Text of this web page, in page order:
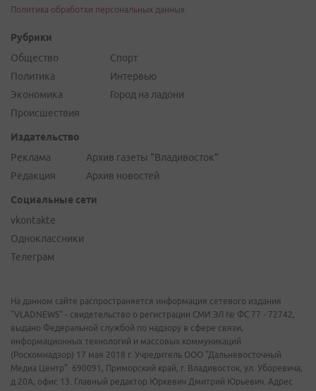
Политика обработки персональных данных
Рубрики
Общество
Политика
Экономика
Происшествия
Спорт
Интервью
Город на ладони
Издательство
Реклама
Редакция
Архив газеты "Владивосток"
Архив новостей
Социальные сети
vkontakte
Одноклассники
Телеграм
На данном сайте распространяется информация сетевого издания
"VLADNEWS" - свидетельство о регистрации СМИ ЭЛ № ФС 77 - 72742,
выдано Федеральной службой по надзору в сфере связи,
информационных технологий и массовых коммуникаций
(Роскомнадзор) 17 мая 2018 г. Учредитель ООО "Дальневосточный
Медиа Центр". 690091, Приморский край, г. Владивосток, ул. Уборевича,
д.20А, офис 13. Главный редактор Юркевич Дмитрий Юрьевич. Адрес